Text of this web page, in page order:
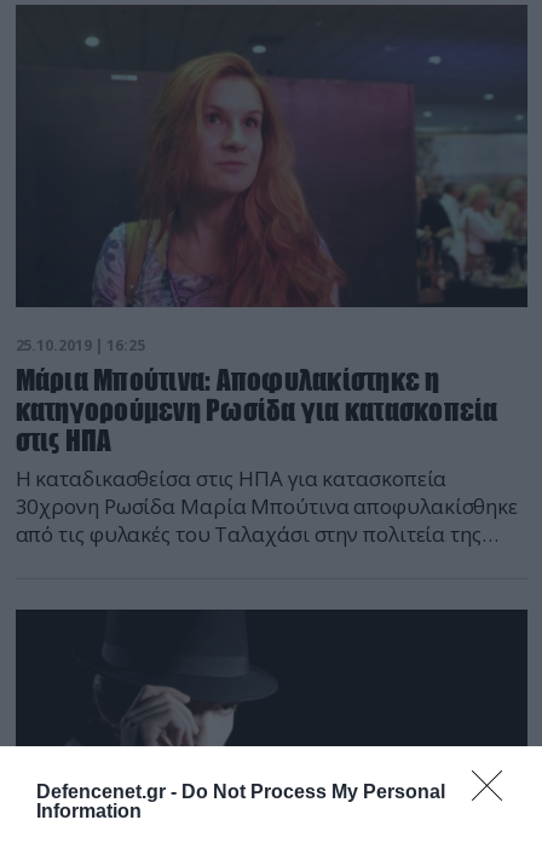
Defencenet.gr - Do Not Process My Personal
Information
λουλούδια. Η ρωσική κρατική τηλεόραση μετέδωσε
σήμερα μια σύντομη συνέντευξη με την Μπούτινα, η
οποία είχε βιντεοσκοπηθεί πριν απογειωθεί το
αεροπλάνο της. Πολλοί ντόπιοι […]
25.10.2019 | 16:25
Μάρια Μπούτινα: Αποφυλακίστηκε η
κατηγορούμενη Ρωσίδα για κατασκοπεία
στις ΗΠΑ
Η καταδικασθείσα στις ΗΠΑ για κατασκοπεία
30χρονη Ρωσίδα Μαρία Μπούτινα αποφυλακίσθηκε
από τις φυλακές του Ταλαχάσι στην πολιτεία της
υπηρεσία έως την απέλαση της από τις Ηνωμένες
Μπούτινα στην Μόσχα Αλεξάντρ Ιόνοφ, είχε δηλώσει
ότι μετά την […]